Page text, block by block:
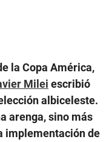
la Copa América,
Milei escribió
albiceleste.
arenga, sino más
implementación de